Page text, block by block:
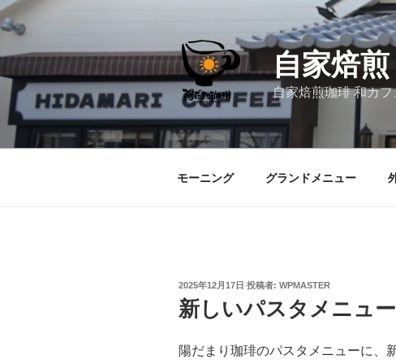
コ
ン
ツ
へ
ス
キ
自家焙
自家焙煎珈琲 和カフ
モーニング グランドメニュー
投
稿
日:
2025年12月17日 投稿者: WPMASTER
新しいパスタメニュ
陽だまり珈琲のパスタメニューに、